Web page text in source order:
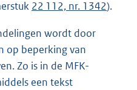
22 112, nr. 1342).
wordt door
op beperking van
Zo is in de MFK-
een tekst